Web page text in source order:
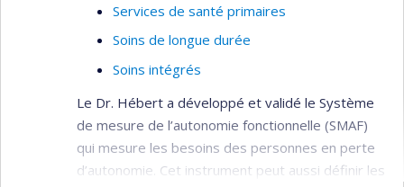
Services de santé primaires
Soins de longue durée
Soins intégrés
Le Dr. Hébert a développé et validé le Système
de mesure de l’autonomie fonctionnelle (SMAF)
qui mesure les besoins des personnes en perte
d’autonomie. Cet instrument peut aussi définir les